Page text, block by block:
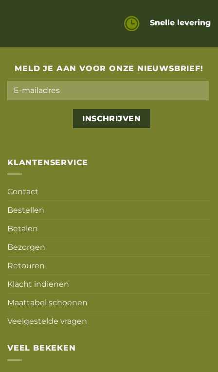
Snelle levering
MELD JE AAN VOOR ONZE NIEUWSBRIEF!
KLANTENSERVICE
Contact
Bestellen
Betalen
Bezorgen
Retouren
Klacht indienen
Maattabel schoenen
Veelgestelde vragen
VEEL BEKEKEN